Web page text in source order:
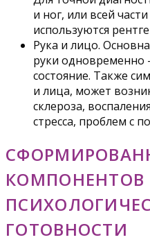
и ног, или всей
используются
Рука и лицо.
руки одновременно
состояние. Также
и лица, может
склероза,
стресса, проблем с
КОМПОНЕНТОВ
ГОТОВНОСТИ